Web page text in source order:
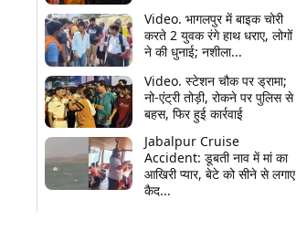
Video. भागलपुर में बाइक चोरी
करते 2 युवक रंगे हाथ धराए, लोगों
ने की धुनाई; नशीला...
Video. स्टेशन चौक पर ड्रामा;
नो-एंट्री तोड़ी, रोकने पर पुलिस से
बहस, फिर हुई कार्रवाई
Jabalpur Cruise
Accident: डूबती नाव में मां का
आखिरी प्यार, बेटे को सीने से लगाए
कैद...